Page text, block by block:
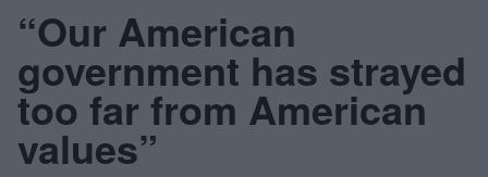
“Our American
government has strayed
too far from American
values”